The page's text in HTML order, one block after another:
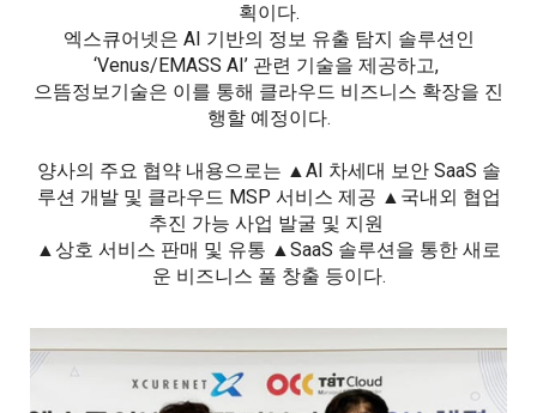
획이다.
엑스큐어넷은 AI 기반의 정보 유출 탐지 솔루션인
‘Venus/EMASS AI’ 관련 기술을 제공하고,
으뜸정보기술은 이를 통해 클라우드 비즈니스 확장을 진
행할 예정이다.
양사의 주요 협약 내용으로는 ▲AI 차세대 보안 SaaS 솔
루션 개발 및 클라우드 MSP 서비스 제공 ▲국내외 협업
추진 가능 사업 발굴 및 지원
▲상호 서비스 판매 및 유통 ▲SaaS 솔루션을 통한 새로
운 비즈니스 풀 창출 등이다.